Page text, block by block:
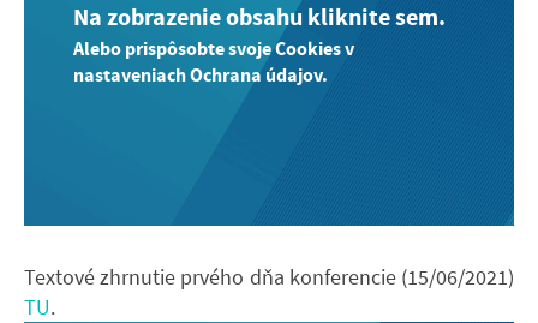
Na zobrazenie obsahu kliknite sem.
Alebo prispôsobte svoje Cookies v
nastaveniach Ochrana údajov.
Textové zhrnutie prvého dňa konferencie (15/06/2021)
TU.